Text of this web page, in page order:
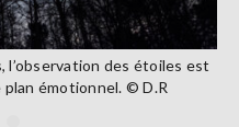
l’observation des étoiles est
plan émotionnel. © D.R